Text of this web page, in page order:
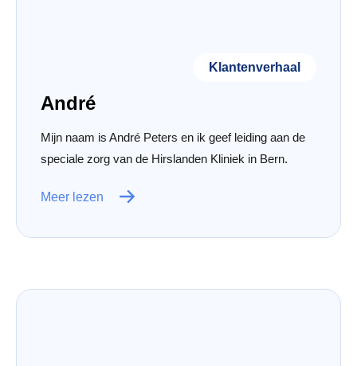
Klantenverhaal
André
Mijn naam is André Peters en ik geef leiding aan de
speciale zorg van de Hirslanden Kliniek in Bern.
Meer lezen